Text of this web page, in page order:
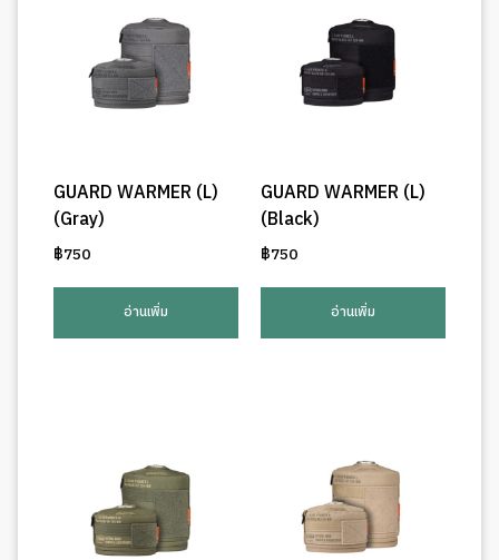
GUARD WARMER (L)
(Gray)
฿750
อ่านเพิ่ม
GUARD WARMER (L)
(Black)
฿750
อ่านเพิ่ม